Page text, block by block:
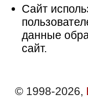
Сайт
данные
сайт.
© 1998-2026,